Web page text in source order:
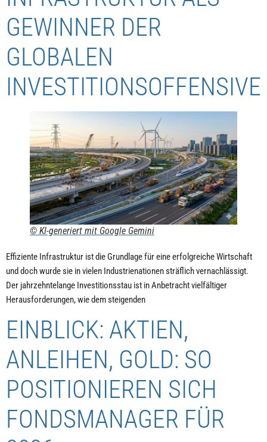
GEWINNER DER
GLOBALEN
INVESTITIONSOFFENSIVE
© KI-generiert mit Google Gemini
Effiziente Infrastruktur ist die Grundlage für eine erfolgreiche Wirtschaft
und doch wurde sie in vielen Industrienationen sträflich vernachlässigt.
Der jahrzehntelange Investitionsstau ist in Anbetracht vielfältiger
Herausforderungen, wie dem steigenden
EINBLICK: AKTIEN,
ANLEIHEN, GOLD: SO
POSITIONIEREN SICH
FONDSMANAGER FÜR